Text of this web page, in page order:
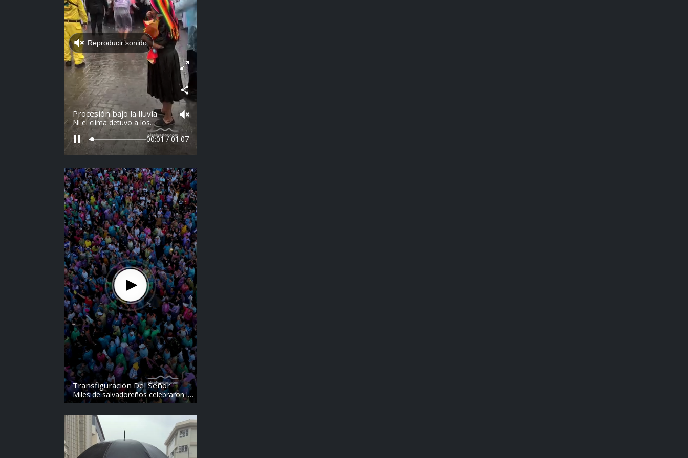
Reproducir sonido
Procesión bajo la lluvia
Ni el clima detuvo a los
feligreses en el recorrido del
Divino Salvador del Mundo.
Vídeo: elsalvador.com /
Steven Anzora
00:02 / 01:07
Transfiguración Del Señor
Miles de salvadoreños celebraron la
Transfiguración del Divino Salvador
Steven Anzora